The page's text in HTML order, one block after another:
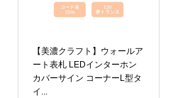
【美濃クラフト】ウォールア
ート表札 LEDインターホン
カバーサイン コーナーL型タ
イ...